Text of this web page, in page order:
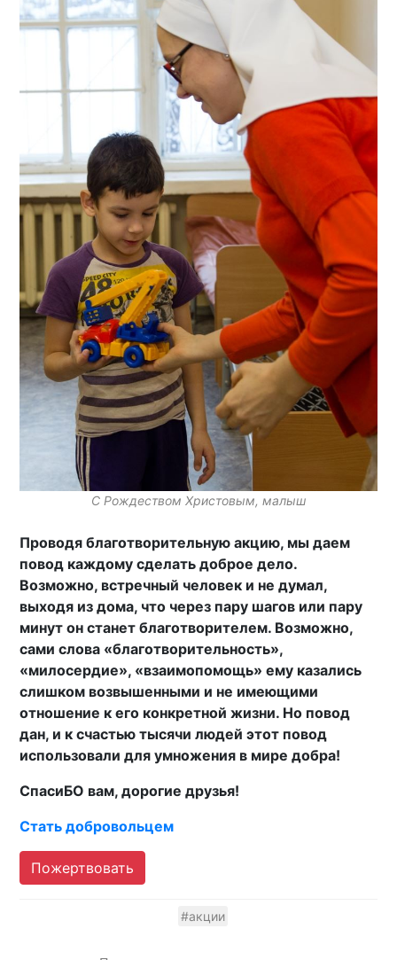
С Рождеством Христовым, малыш
Проводя благотворительную акцию, мы даем
повод каждому сделать доброе дело.
Возможно, встречный человек и не думал,
выходя из дома, что через пару шагов или пару
минут он станет благотворителем. Возможно,
сами слова «благотворительность»,
«милосердие», «взаимопомощь» ему казались
слишком возвышенными и не имеющими
отношение к его конкретной жизни. Но повод
дан, и к счастью тысячи людей этот повод
использовали для умножения в мире добра!
СпасиБО вам, дорогие друзья!
Стать добровольцем
Пожертвовать
#акции